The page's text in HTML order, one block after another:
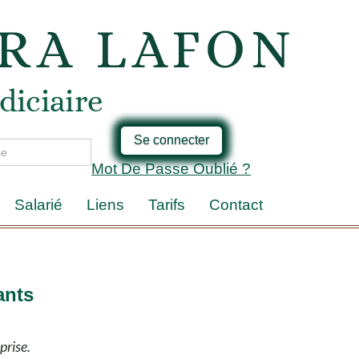
Se connecter
Mot De Passe Oublié ?
Salarié Liens Tarifs Contact